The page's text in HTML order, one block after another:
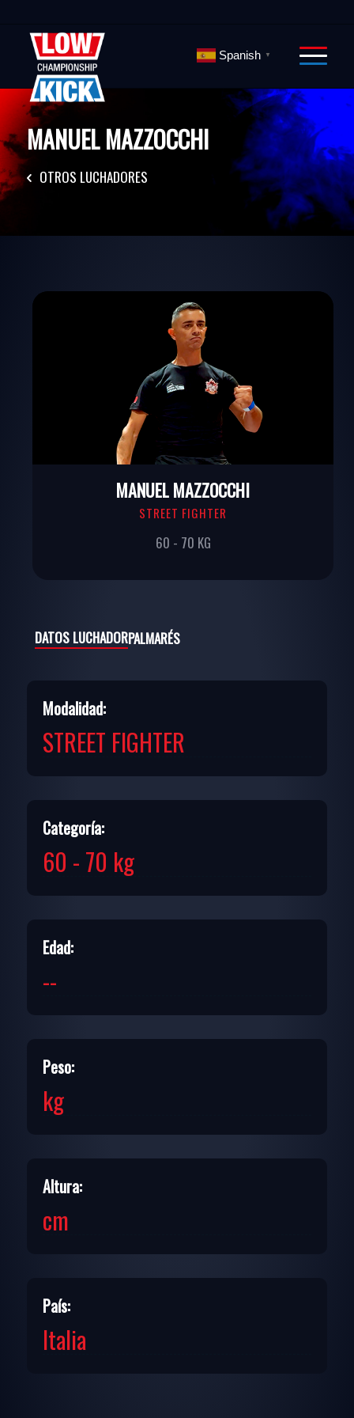
MANUEL MAZZOCCHI
OTROS LUCHADORES
DATOS LUCHADORPALMARÉS
Modalidad:
STREET FIGHTER
Categoría:
60 - 70 kg
Edad:
--
Peso:
kg
Altura:
cm
País:
Italia
MANUEL MAZZOCCHI
STREET FIGHTER
60 - 70 KG
Spanish ▼